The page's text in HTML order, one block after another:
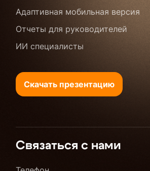
Адаптивная мобильная версия
Отчеты для руководителей
ИИ специалисты
Скачать презентацию
Связаться с нами